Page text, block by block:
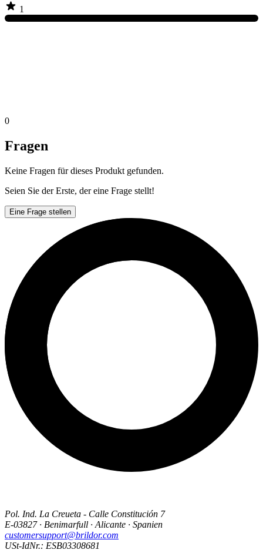
1
0
Fragen
Keine Fragen für dieses Produkt gefunden.
Seien Sie der Erste, der eine Frage stellt!
Eine Frage stellen
Pol. Ind. La Creueta - Calle Constitución 7
E-03827 · Benimarfull · Alicante · Spanien
customersupport@brildor.com
USt-IdNr.: ESB03308681